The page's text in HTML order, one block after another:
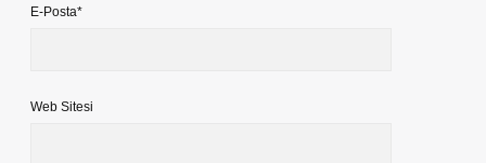
E-Posta*
Web Sitesi